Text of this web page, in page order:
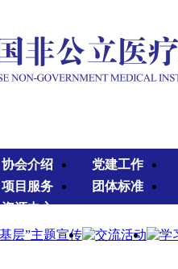
协会介绍 党建工作
项目服务 团体标准
资源中心